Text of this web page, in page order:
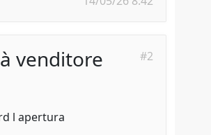
venditore #2
l apertura